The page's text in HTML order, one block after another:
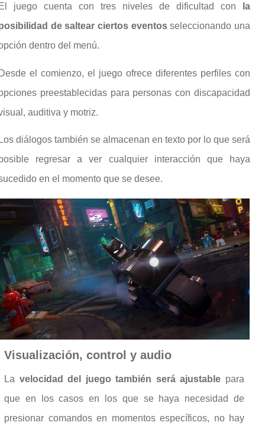
juego cuenta con tres niveles de dificultad con
la
de saltear ciertos eventosseleccionando una
dentro del menú.
el comienzo, el juego ofrece diferentes perfiles con
preestablecidas para personas con discapacidad
auditiva y motriz.
diálogos también se almacenan en texto por lo que será
regresar a ver cualquier interacción que haya
en el momento que se desee.
Visualización, control y audio
La velocidad del juego también será ajustable para
que en los casos en los que se haya necesidad de
presionar comandos en momentos específicos, no hay